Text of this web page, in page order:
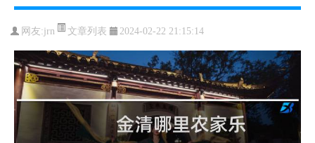
网友:jrn 文章列表 2024-02-22 21:15:14